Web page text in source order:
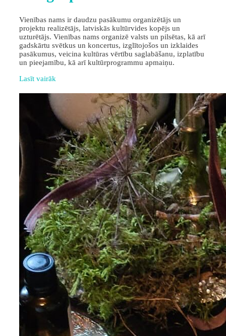
Vienības nams ir daudzu pasākumu organizētājs un
projektu realizētājs, latviskās kultūrvides kopējs un
uzturētājs. Vienības nams organizē valsts un pilsētas, kā arī
gadskārtu svētkus un koncertus, izglītojošos un izklaides
pasākumus, veicina kultūras vērtību saglabāšanu, izplatību
un pieejamību, kā arī kultūrprogrammu apmaiņu.
Lasīt vairāk